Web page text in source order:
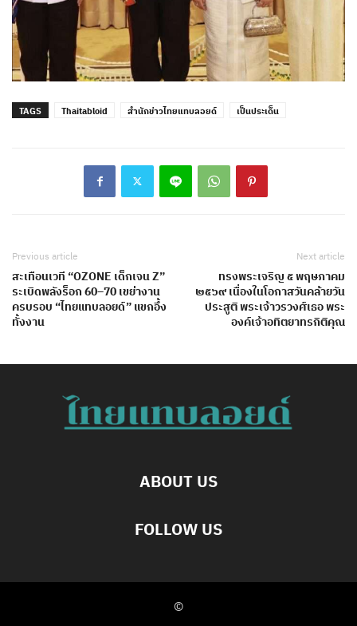
TAGS Thaitabloid สำนักข่าวไทยแทบลอยด์ เป็นประเด็น
Previous article
สะเทือนเวที “OZONE เด็กเจน Z”
ระเบิดพลังร็อก 60–70 เขย่างาน
ครบรอบ “ไทยแทบลอยด์” แขกอึ้ง
ทั้งงาน
Next article
ทรงพระเจริญ ๕ พฤษภาคม
๒๕๖๙ เนื่องในโอกาสวันคล้ายวัน
ประสูติ พระเจ้าวรวงศ์เธอ พระ
องค์เจ้าอทิตยาทรกิติคุณ
ABOUT US
FOLLOW US
©